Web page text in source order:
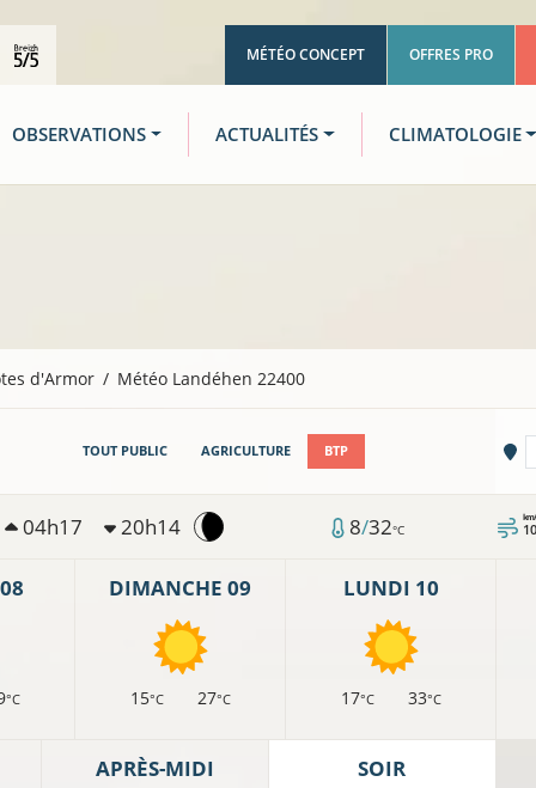
MÉTÉO CONCEPT OFFRES PRO
OBSERVATIONS ACTUALITÉS CLIMATOLOGIE
d'Armor Météo Landéhen 22400
TOUT PUBLIC AGRICULTURE BTP
04h17 20h14 8/32°C
°C
DIMANCHE 09
15°C 27°C
LUNDI 10
17°C 33°C
APRÈS-MIDI SOIR